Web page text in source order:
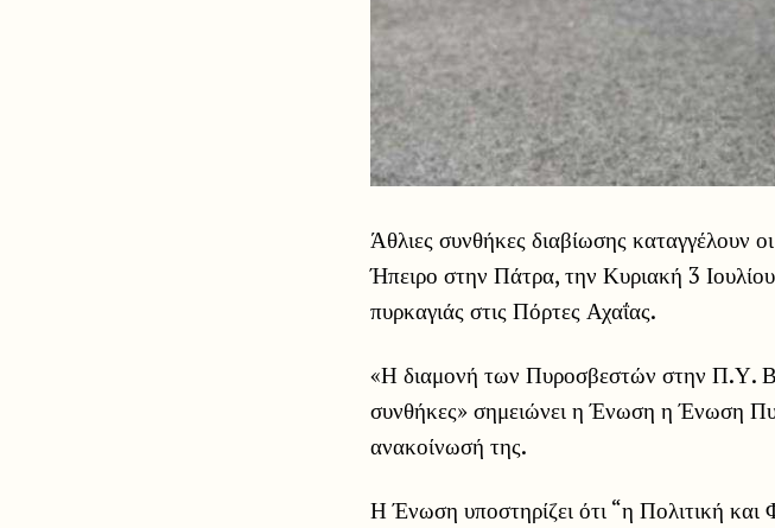
Άθλιες συνθήκες διαβίωσης καταγγέλουν
Ήπειρο στην Πάτρα, την Κυριακή 3
πυρκαγιάς στις Πόρτες Αχαΐας.
«Η διαμονή των Πυροσβεστών στην Π.Υ.
συνθήκες» σημειώνει η Ένωση η Ένωση
ανακοίνωσή της.
Η Ένωση υποστηρίζει ότι “η Πολιτική